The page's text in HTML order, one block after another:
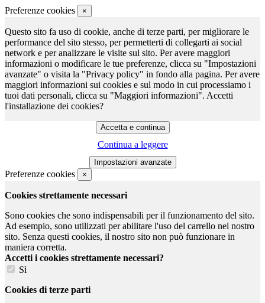
Preferenze cookies ×
Questo sito fa uso di cookie, anche di terze parti, per migliorare le
performance del sito stesso, per permetterti di collegarti ai social
network e per analizzare le visite sul sito. Per avere maggiori
informazioni o modificare le tue preferenze, clicca su "Impostazioni
avanzate" o visita la "Privacy policy" in fondo alla pagina. Per avere
maggiori informazioni sui cookies e sul modo in cui processiamo i
tuoi dati personali, clicca su "Maggiori informazioni". Accetti
l'installazione dei cookies?
Continua a leggere
Preferenze cookies ×
Cookies strettamente necessari
Sono cookies che sono indispensabili per il funzionamento del sito.
Ad esempio, sono utilizzati per abilitare l'uso del carrello nel nostro
sito. Senza questi cookies, il nostro sito non può funzionare in
maniera corretta.
Accetti i cookies strettamente necessari?
Sì
Cookies di terze parti